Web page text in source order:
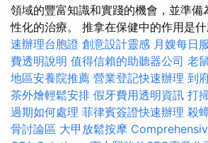
領域的豐富知識和實踐的機會，並準備
性化的治療。 推拿在保健中的作用是
速辦理台胞證 創意設計靈感 月嫂每日
費透明說明 值得信賴的助聽器公司 老
地區安養院推薦 營業登記快速辦理 到
茶外燴輕鬆安排 假牙費用透明資訊 打
過期如何處理 菲律賓簽證快速辦理 殺
骨討論區 大甲放鬆按摩